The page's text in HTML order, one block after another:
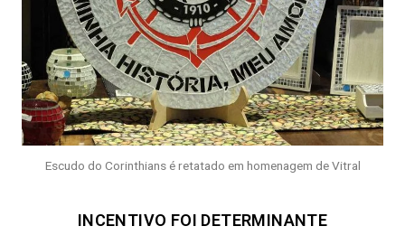
Escudo do Corinthians é retatado em homenagem de Vitral
INCENTIVO FOI DETERMINANTE